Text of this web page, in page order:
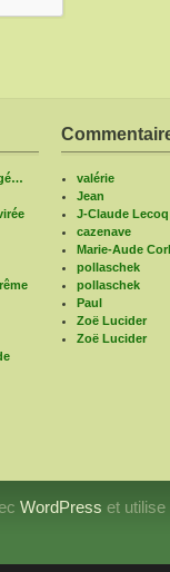
valérie
Jean
J-Claude Lecoq
cazenave
Marie-Aude
pollaschek
pollaschek
Paul
Zoë Lucider
Zoë Lucider
WordPress et